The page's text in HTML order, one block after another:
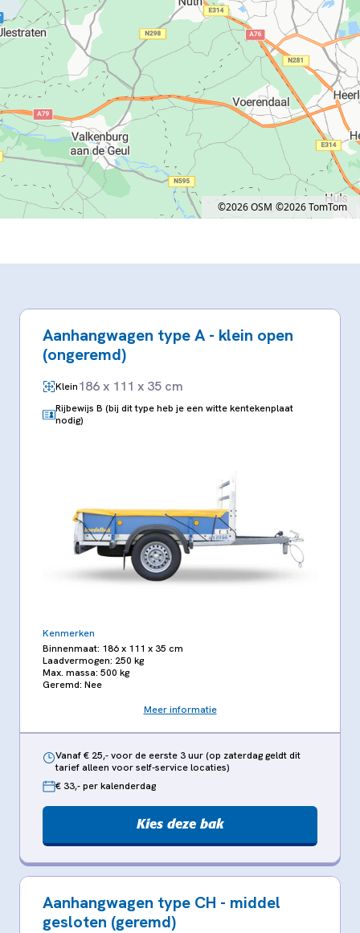
©2026 OSM ©2026 TomTom
Aanhangwagen type A - klein open
(ongeremd)
Klein186 x 111 x 35 cm
Rijbewijs B (bij dit type heb je een witte kentekenplaat
nodig)
Kenmerken
Binnenmaat: 186 x 111 x 35 cm
Laadvermogen: 250 kg
Max. massa: 500 kg
Geremd: Nee
Meer informatie
Vanaf € 25,- voor de eerste 3 uur (op zaterdag geldt dit
tarief alleen voor self-service locaties)
€ 33,- per kalenderdag
Kies deze bak
Aanhangwagen type CH - middel
gesloten (geremd)